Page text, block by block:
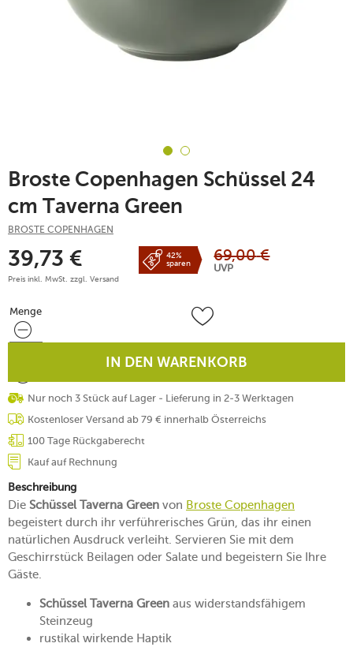
Broste Copenhagen Schüssel 24
cm Taverna Green
BROSTE COPENHAGEN
39,73 €
Preis inkl. MwSt. zzgl. Versand
42%
sparen
69,00 €
UVP
Menge
Menge
IN DEN WARENKORB
Nur noch 3 Stück auf Lager - Lieferung in 2-3 Werktagen
Kostenloser Versand ab 79 € innerhalb Österreichs
100 Tage Rückgaberecht
Kauf auf Rechnung
Beschreibung
Die Schüssel Taverna Green von Broste Copenhagen
begeistert durch ihr verführerisches Grün, das ihr einen
natürlichen Ausdruck verleiht. Servieren Sie mit dem
Geschirrstück Beilagen oder Salate und begeistern Sie Ihre
Gäste.
Schüssel Taverna Green aus widerstandsfähigem
Steinzeug
rustikal wirkende Haptik